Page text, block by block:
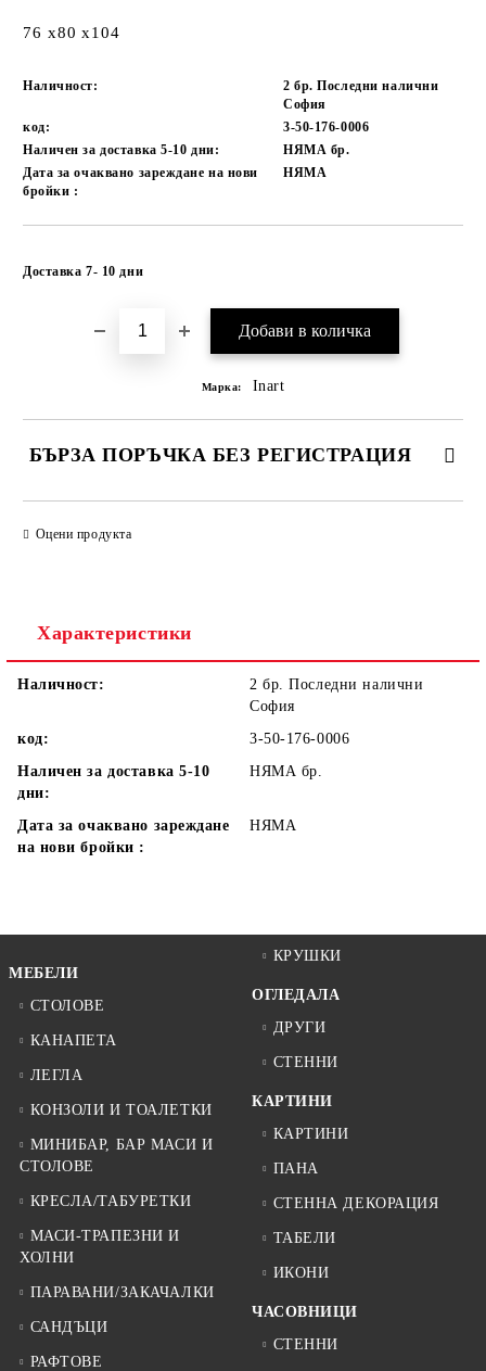
76 x80 x104
Наличност:
2 бр. Последни налични
София
код:
3-50-176-0006
Наличен за доставка 5-10 дни:
НЯМА бр.
Дата за очаквано зареждане на нови
бройки :
НЯМА
Доставка 7- 10 дни
Марка: Inart
БЪРЗА ПОРЪЧКА БЕЗ РЕГИСТРАЦИЯ
Оцени продукта
Характеристики
Наличност:
2 бр. Последни налични
София
код:
3-50-176-0006
Наличен за доставка 5-10
дни:
НЯМА бр.
Дата за очаквано зареждане
на нови бройки :
НЯМА
МЕБЕЛИ
СТОЛОВЕ
КАНАПЕТА
ЛЕГЛА
КОНЗОЛИ И ТОАЛЕТКИ
МИНИБАР, БАР МАСИ И
СТОЛОВЕ
КРЕСЛА/ТАБУРЕТКИ
МАСИ-ТРАПЕЗНИ И
ХОЛНИ
ПАРАВАНИ/ЗАКАЧАЛКИ
САНДЪЦИ
РАФТОВЕ
КРУШКИ
ОГЛЕДАЛА
ДРУГИ
СТЕННИ
КАРТИНИ
КАРТИНИ
ПАНА
СТЕННА ДЕКОРАЦИЯ
ТАБЕЛИ
ИКОНИ
ЧАСОВНИЦИ
СТЕННИ